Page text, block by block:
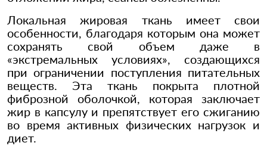
Локальная жировая ткань имеет свои
особенности, благодаря которым она может
сохранять свой объем даже в
«экстремальных условиях», создающихся
при ограничении поступления питательных
веществ. Эта ткань покрыта плотной
фиброзной оболочкой, которая заключает
жир в капсулу и препятствует его сжиганию
во время активных физических нагрузок и
диет.